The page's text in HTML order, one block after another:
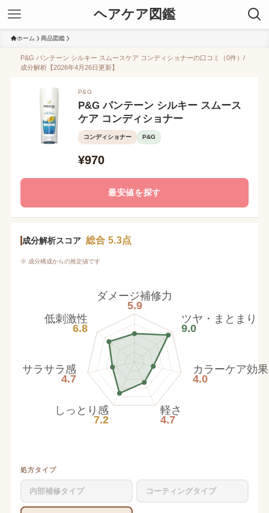
ヘアケア図鑑
ホーム 商品図鑑
P&G パンテーン シルキー スムースケア コンディショナーの口コミ（0件）/
成分解析【2026年4月26日更新】
P&G
P&G パンテーン シルキー スムース
ケア コンディショナー
コンディショナー P&G
¥970
最安値を探す
成分解析スコア 総合 5.3点
※ 成分構成からの推定値です
ダメージ補修力
5.9
ツヤ・まとまり
9.0
カラーケア効果
4.0
軽さ
4.7
しっとり感
7.2
サラサラ感
4.7
低刺激性
6.8
処方タイプ
内部補修タイプ コーティングタイプ